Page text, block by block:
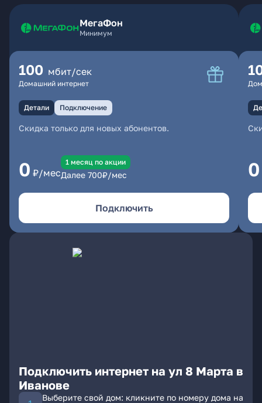
МегаФон
Минимум
100 мбит/сек
Домашний интернет
Детали Подключение
Скидка только для новых абонентов.
0 ₽/мес
1 месяц по акции
Далее 700₽/мес
Подключить
0
Подключить интернет на ул 8 Марта в
Иванове
Выберите свой дом: кликните по номеру дома на